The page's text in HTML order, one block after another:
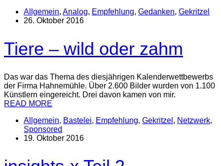
Allgemein, Analog, Empfehlung, Gedanken, Gekritzel
26. Oktober 2016
Tiere – wild oder zahm
Das war das Thema des diesjährigen Kalenderwettbewerbs
der Firma Hahnemühle. Über 2.600 Bilder wurden von 1.100
Künstlern eingereicht. Drei davon kamen von mir.
READ MORE
Allgemein, Bastelei, Empfehlung, Gekritzel , Netzwerk,
Sponsored
19. Oktober 2016